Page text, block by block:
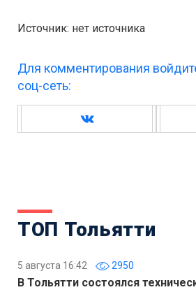
Источник: нет источника
Для комментирования
соц-сеть:
ТОП Тольятти
5 августа 16:42 2950
В Тольятти состоялся